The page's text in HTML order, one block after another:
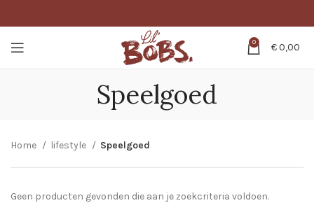
0 €0,00
Speelgoed
Home lifestyle Speelgoed
Geen producten gevonden die aan je zoekcriteria voldoen.